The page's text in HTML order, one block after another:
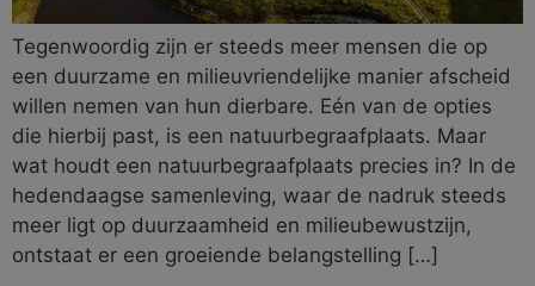
Tegenwoordig zijn er steeds meer mensen die op
een duurzame en milieuvriendelijke manier afscheid
willen nemen van hun dierbare. Eén van de opties
die hierbij past, is een natuurbegraafplaats. Maar
wat houdt een natuurbegraafplaats precies in? In de
hedendaagse samenleving, waar de nadruk steeds
meer ligt op duurzaamheid en milieubewustzijn,
ontstaat er een groeiende belangstelling […]